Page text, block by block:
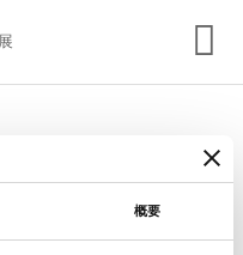
概要
。